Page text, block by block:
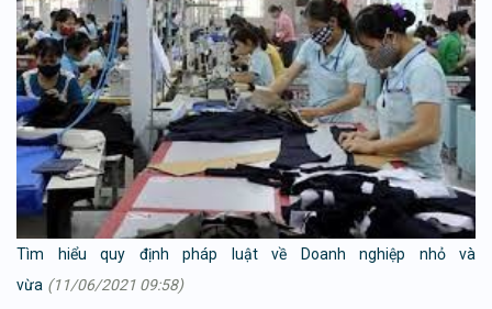
Tìm hiểu quy định pháp luật về Doanh nghiệp nhỏ và
vừa (11/06/2021 09:58)